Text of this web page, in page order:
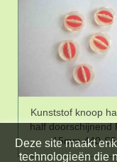
Kunststof knoop
half doorschijnend
15mm,440-S5
Deze site maakt
technologieën die